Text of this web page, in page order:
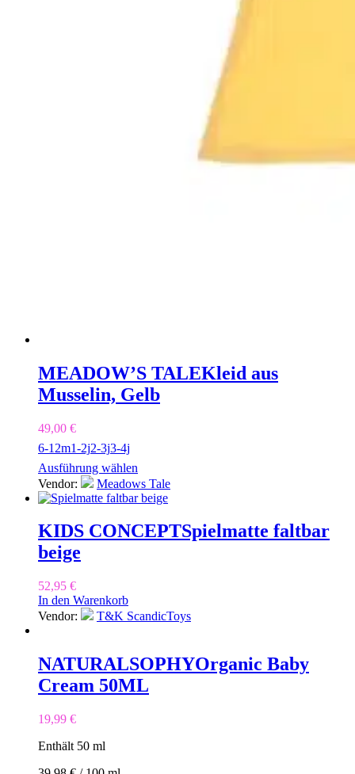
MEADOW’S TALEKleid aus
Musselin, Gelb
49,00 €
6-12m1-2j2-3j3-4j
Ausführung wählen
Vendor:
Meadows Tale
KIDS CONCEPTSpielmatte faltbar
beige
52,95 €
In den Warenkorb
Vendor:
T&K ScandicToys
NATURALSOPHYOrganic Baby
Cream 50ML
19,99 €
Enthält 50 ml